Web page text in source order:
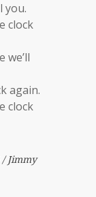
you.
clock
we’ll
again.
clock
/ Jimmy